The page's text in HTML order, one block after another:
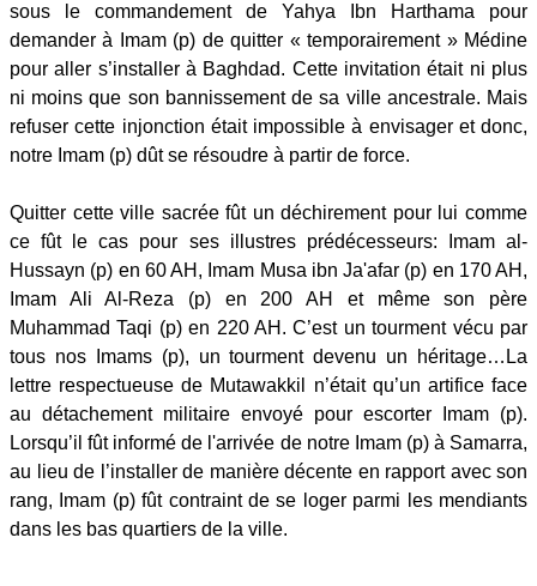
sous le commandement de Yahya Ibn Harthama pour
demander à Imam (p) de quitter « temporairement » Médine
pour aller s’installer à Baghdad. Cette invitation était ni plus
ni moins que son bannissement de sa ville ancestrale. Mais
refuser cette injonction était impossible à envisager et donc,
notre Imam (p) dût se résoudre à partir de force.
Quitter cette ville sacrée fût un déchirement pour lui comme
ce fût le cas pour ses illustres prédécesseurs: Imam al-
Hussayn (p) en 60 AH, Imam Musa ibn Ja'afar (p) en 170 AH,
Imam Ali Al-Reza (p) en 200 AH et même son père
Muhammad Taqi (p) en 220 AH. C’est un tourment vécu par
tous nos Imams (p), un tourment devenu un héritage…La
lettre respectueuse de Mutawakkil n’était qu’un artifice face
au détachement militaire envoyé pour escorter Imam (p).
Lorsqu’il fût informé de l'arrivée de notre Imam (p) à Samarra,
au lieu de l’installer de manière décente en rapport avec son
rang, Imam (p) fût contraint de se loger parmi les mendiants
dans les bas quartiers de la ville.